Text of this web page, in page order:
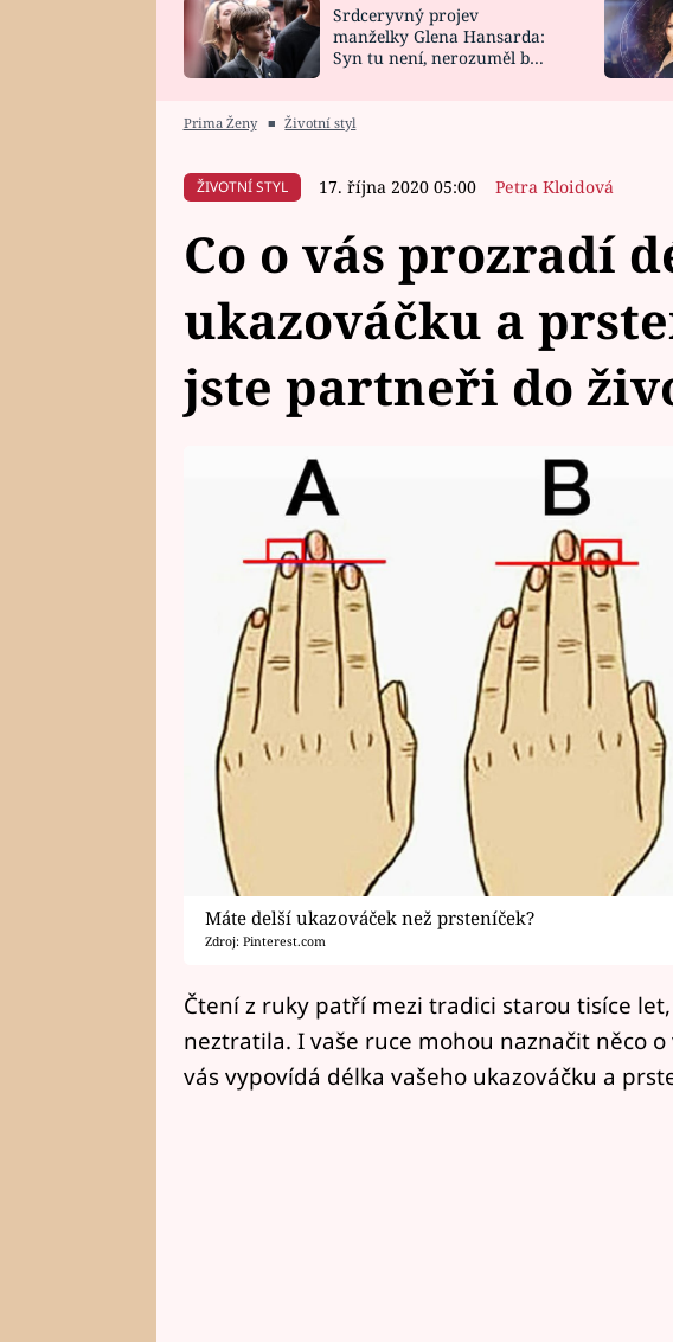
HOROSKOP NA
CELEBRITY
VAŘENÍ
Srdceryvný projev
manželky Glena Hansarda:
Syn tu není, nerozuměl by
Prima Ženy ■ Životní styl
ŽIVOTNÍ STYL 17. října 2020 05:00 Petra Kloidová
Co o vás prozradí
ukazováčku a
jste partneři do
Máte delší ukazováček než prsteníček?
Zdroj: Pinterest.com
Čtení z ruky patří mezi tradici starou tisíce
neztratila. I vaše ruce mohou naznačit něco
vás vypovídá délka vašeho ukazováčku a